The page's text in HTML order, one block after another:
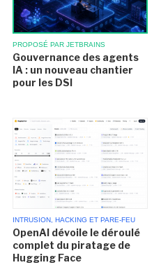
PROPOSÉ PAR JETBRAINS
Gouvernance des agents
IA : un nouveau chantier
pour les DSI
INTRUSION, HACKING ET PARE-FEU
OpenAI dévoile le déroulé
complet du piratage de
Hugging Face